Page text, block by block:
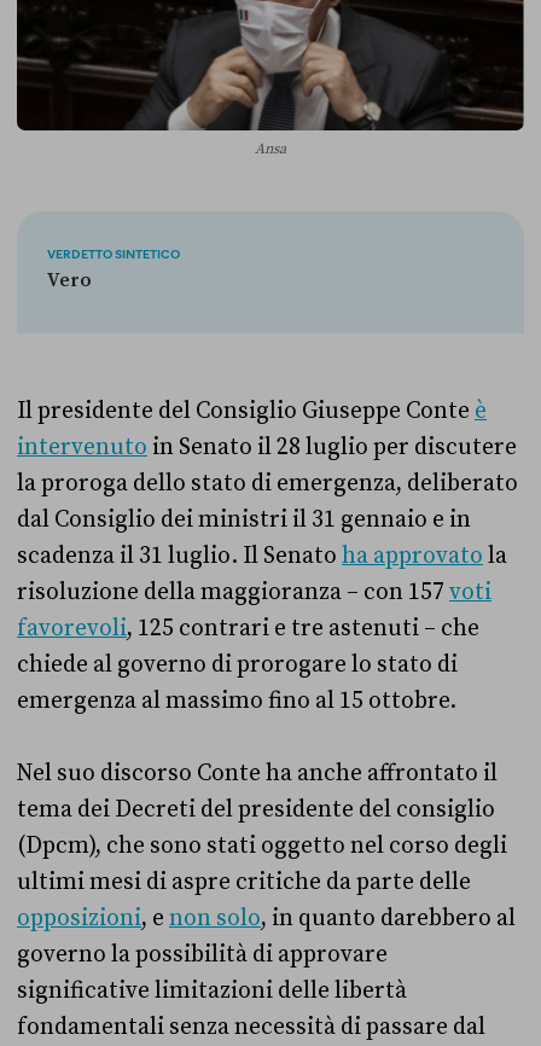
Ansa
VERDETTO SINTETICO
Vero
Il presidente del Consiglio Giuseppe Conte è
intervenuto in Senato il 28 luglio per discutere
la proroga dello stato di emergenza, deliberato
dal Consiglio dei ministri il 31 gennaio e in
scadenza il 31 luglio. Il Senato ha approvato la
risoluzione della maggioranza – con 157 voti
favorevoli, 125 contrari e tre astenuti – che
chiede al governo di prorogare lo stato di
emergenza al massimo fino al 15 ottobre.
Nel suo discorso Conte ha anche affrontato il
tema dei Decreti del presidente del consiglio
(Dpcm), che sono stati oggetto nel corso degli
ultimi mesi di aspre critiche da parte delle
opposizioni, e non solo, in quanto darebbero al
governo la possibilità di approvare
significative limitazioni delle libertà
fondamentali senza necessità di passare dal